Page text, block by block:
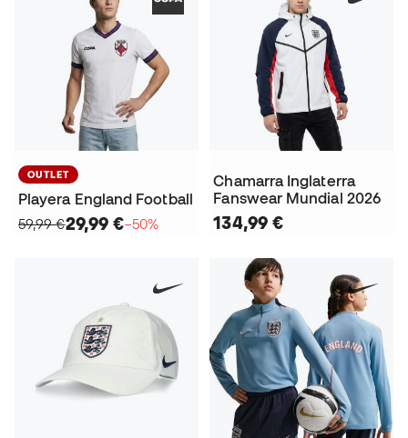
OUTLET
Playera England Football
59,99 €29,99 €−50%
Chamarra Inglaterra
Fanswear Mundial 2026
134,99 €